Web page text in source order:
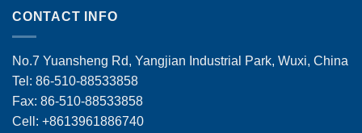
CONTACT INFO
No.7 Yuansheng Rd, Yangjian Industrial Park, Wuxi, China
Tel: 86-510-88533858
Fax: 86-510-88533858
Cell: +8613961886740